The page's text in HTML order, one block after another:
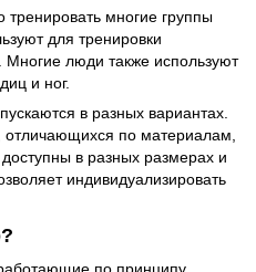
многие группы
для тренировки
Многие люди также используют
и ног.
в разных вариантах.
по материалам,
в разных размерах и
индивидуализировать
по принципу